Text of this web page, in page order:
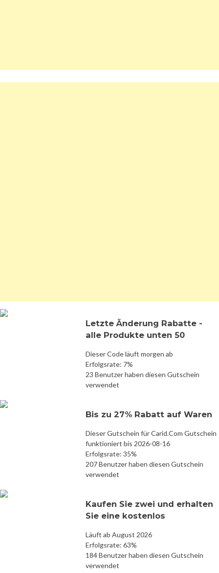
Letzte Änderung Rabatte -
alle Produkte unten 50
Dieser Code läuft morgen ab
Erfolgsrate: 7%
23 Benutzer haben diesen Gutschein
verwendet
Bis zu 27% Rabatt auf Waren
Dieser Gutschein für Carid.Com Gutschein
funktioniert bis 2026-08-16
Erfolgsrate: 35%
207 Benutzer haben diesen Gutschein
verwendet
Kaufen Sie zwei und erhalten
Sie eine kostenlos
Läuft ab August 2026
Erfolgsrate: 63%
184 Benutzer haben diesen Gutschein
verwendet